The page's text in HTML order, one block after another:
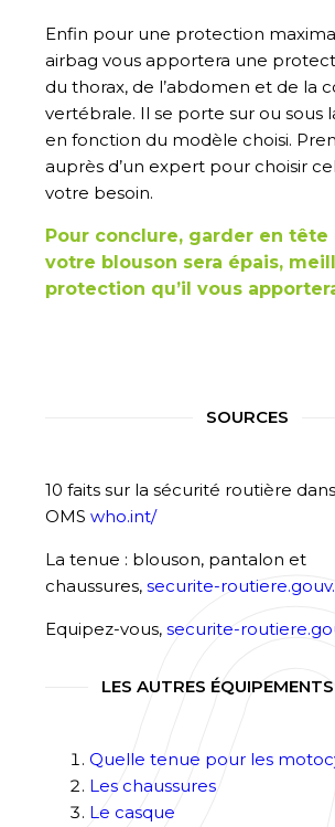
Enfin pour une protection
airbag vous apportera une
du thorax, de l’abdomen et de la
vertébrale. Il se porte sur ou sous
en fonction du modèle choisi.
auprès d’un expert pour choisir
votre besoin.
Pour conclure, garder en tête
votre blouson sera épais,
protection qu’il vous
SOURCES
10 faits sur la sécurité routière
OMS who.int/
La tenue : blouson, pantalon et
chaussures, securite-
Equipez-vous, securite-
LES AUTRES
Quelle tenue pour les
Les chaussures
Le casque